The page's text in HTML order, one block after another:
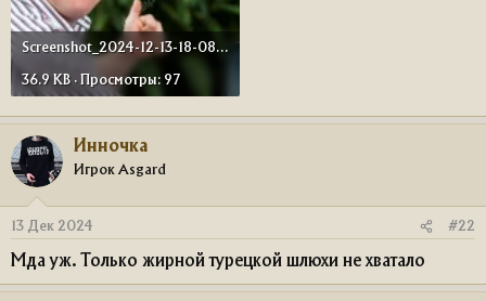
Screenshot_2024-12-13-18-08-55-509_com.android.chrome-edit.webp
36.9 KB · Просмотры: 97
Инночка
Игрок Asgard
13 Дек 2024 #22
Мда уж. Только жирной турецкой шлюхи не хватало